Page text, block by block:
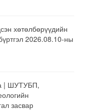
хөтөлбөрүүдийн
2026.08.10-ны
| ШУТУБП,
засвар